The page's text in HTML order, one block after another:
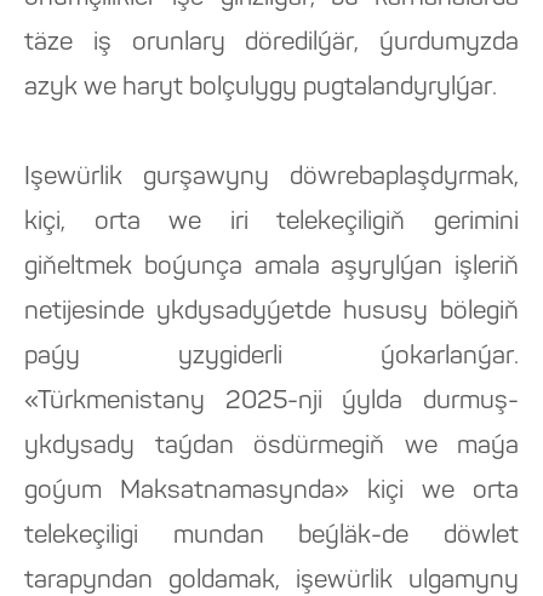
täze iş orunlary döredilýär, ýurdumyzda
azyk we haryt bolçulygy pugtalandyrylýar.
Işewürlik gurşawyny döwrebaplaşdyrmak,
kiçi, orta we iri telekeçiligiň gerimini
giňeltmek boýunça amala aşyrylýan işleriň
netijesinde ykdysadyýetde hususy bölegiň
paýy yzygiderli ýokarlanýar.
«Türkmenistany 2025-nji ýylda durmuş-
ykdysady taýdan ösdürmegiň we maýa
goýum Maksatnamasynda» kiçi we orta
telekeçiligi mundan beýläk-de döwlet
tarapyndan goldamak, işewürlik ulgamyny